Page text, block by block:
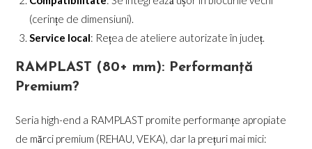
(cerințe de dimensiuni).
Service local: Rețea de ateliere autorizate în județ.
RAMPLAST (80+ mm): Performanță
Premium?
Seria high-end a RAMPLAST promite performanțe apropiate
de mărci premium (REHAU, VEKA), dar la prețuri mai mici: